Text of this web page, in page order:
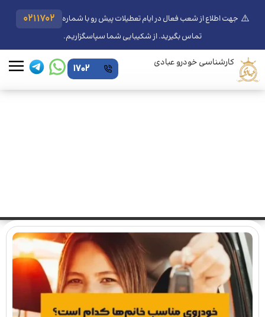
⚠️ جهت اطلاع از شعب فعال در ایام تعطیلات پیش رو با شماره 0211702
تماس بگیرید. از شکیبایی شما سپاسگزاریم.
کارشناسی خودرو عبادی 1702